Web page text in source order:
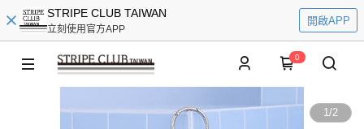
STRIPE CLUB TAIWAN
立刻使用官方APP
開啟APP
0
1/2